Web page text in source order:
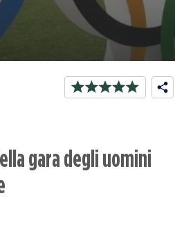
gara degli uomini